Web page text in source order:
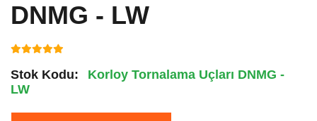
DNMG - LW
Stok Kodu:
Korloy Tornalama Uçları DNMG -
LW